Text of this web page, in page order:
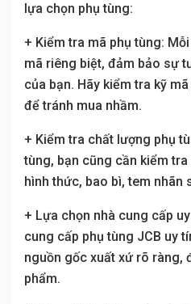
lựa chọn phụ tùng:
+ Kiểm tra mã phụ tùng:
mã riêng biệt, đảm bảo sự
của bạn. Hãy kiểm tra kỹ
để tránh mua nhầm.
+ Kiểm tra chất lượng phụ
tùng, bạn cũng cần kiểm
hình thức, bao bì, tem nhãn
+ Lựa chọn nhà cung cấp
cung cấp phụ tùng JCB uy
nguồn gốc xuất xứ rõ ràng,
phẩm.